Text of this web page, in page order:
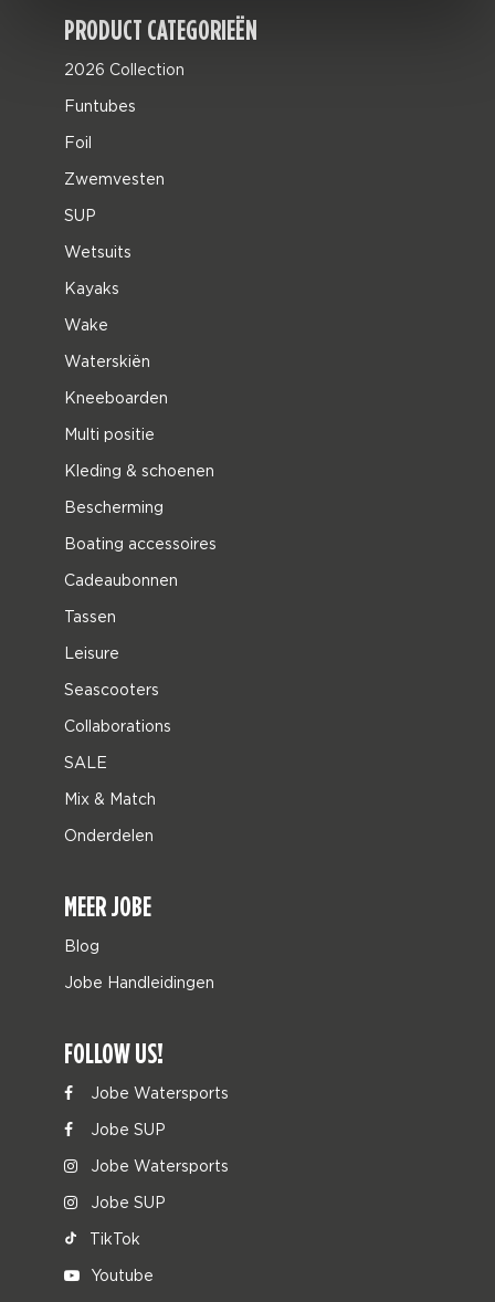
PRODUCT CATEGORIEËN
2026 Collection
Funtubes
Foil
Zwemvesten
SUP
Wetsuits
Kayaks
Wake
Waterskiën
Kneeboarden
Multi positie
Kleding & schoenen
Bescherming
Boating accessoires
Cadeaubonnen
Tassen
Leisure
Seascooters
Collaborations
SALE
Mix & Match
Onderdelen
MEER JOBE
Blog
Jobe Handleidingen
FOLLOW US!
Jobe Watersports
Jobe SUP
Jobe Watersports
Jobe SUP
TikTok
Youtube